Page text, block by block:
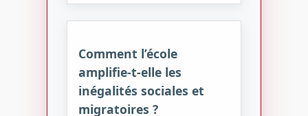
Comment l’école
amplifie-t-elle les
inégalités sociales et
migratoires ?